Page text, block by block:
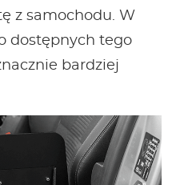
z samochodu. W
dostępnych tego
bardziej